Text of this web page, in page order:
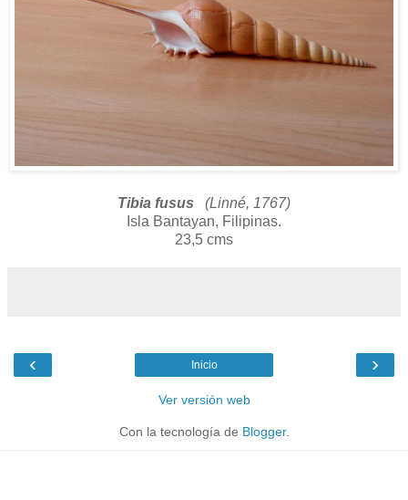
Tibia fusus
(Linné, 1767)
Isla Bantayan, Filipinas.
23,5 cms
‹ ›
Inicio
Ver versión web
Con la tecnología de Blogger.